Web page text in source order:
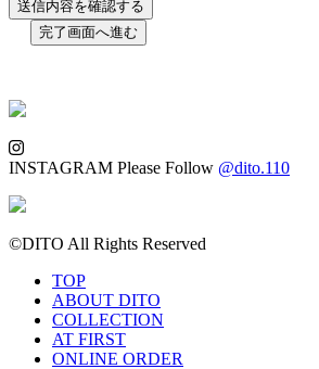
INSTAGRAM Please Follow @dito.110
©DITO All Rights Reserved
TOP
ABOUT DITO
COLLECTION
AT FIRST
ONLINE ORDER